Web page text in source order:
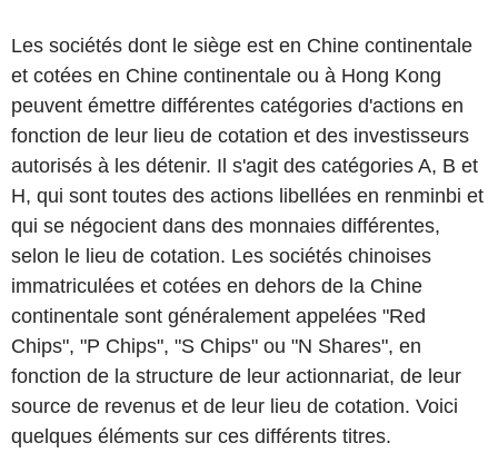
Les sociétés dont le siège est en Chine continentale
et cotées en Chine continentale ou à Hong Kong
peuvent émettre différentes catégories d'actions en
fonction de leur lieu de cotation et des investisseurs
autorisés à les détenir. Il s'agit des catégories A, B et
H, qui sont toutes des actions libellées en renminbi et
qui se négocient dans des monnaies différentes,
selon le lieu de cotation. Les sociétés chinoises
immatriculées et cotées en dehors de la Chine
continentale sont généralement appelées "Red
Chips", "P Chips", "S Chips" ou "N Shares", en
fonction de la structure de leur actionnariat, de leur
source de revenus et de leur lieu de cotation. Voici
quelques éléments sur ces différents titres.